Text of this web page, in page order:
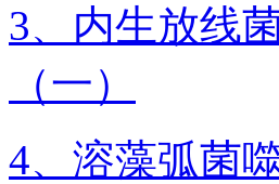
3、内生放线
（一）
4、溶藻弧菌